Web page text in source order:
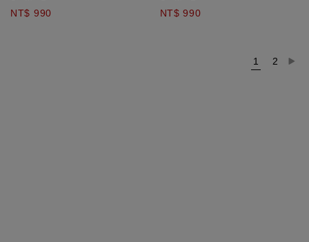
NT$ 990 NT$ 990
1 2